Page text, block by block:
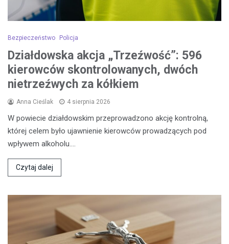
Bezpieczeństwo Policja
Działdowska akcja „Trzeźwość”: 596
kierowców skontrolowanych, dwóch
nietrzeźwych za kółkiem
Anna Cieślak 4 sierpnia 2026
W powiecie działdowskim przeprowadzono akcję kontrolną,
której celem było ujawnienie kierowców prowadzących pod
wpływem alkoholu.…
Czytaj dalej